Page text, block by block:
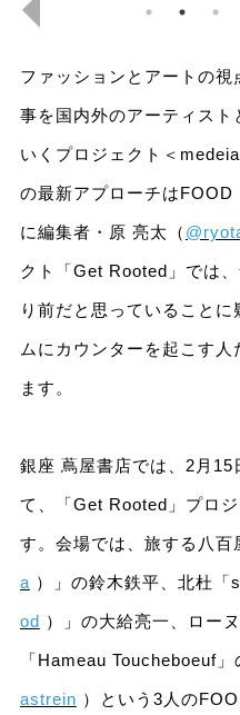
ファッションとアートの
事を国内外のアーティスト
いくプロジェクト＜
の最新アプローチは
に編集者・原 亮太（
クト「Get Rooted」では
り前だと思っていること
ムにカウンターを起こす
ます。
銀座 蔦屋書店では、2月15
て、「Get Rooted」プロ
す。会場では、旅する八百
a ）」の鈴木鉄平、北杜「
od ）」の大給亮一、ロー
「Hameau Toucheboeuf
astrein ）という3人の